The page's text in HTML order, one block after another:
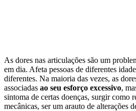
As dores nas articulações são um
em dia. Afeta pessoas de diferentes
diferentes. Na maioria das vezes, as
associadas ao seu esforço excessivo,
sintoma de certas doenças, surgir como
mecânicas, ser um arauto de alterações